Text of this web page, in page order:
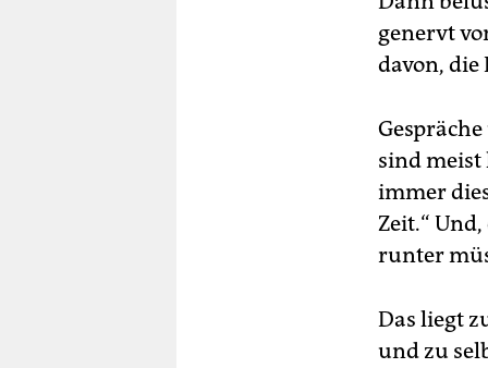
genervt
davon, die
sind meist
immer
Zeit.“
runter
Das liegt
und zu